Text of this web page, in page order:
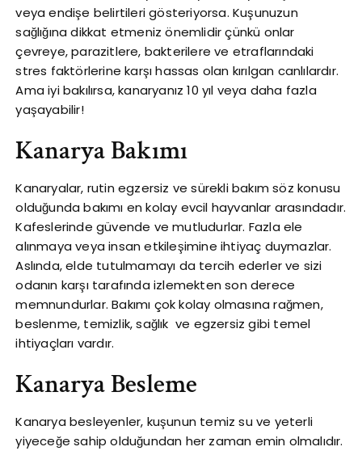
veya endişe belirtileri gösteriyorsa. Kuşunuzun
sağlığına dikkat etmeniz önemlidir çünkü onlar
çevreye, parazitlere, bakterilere ve etraflarındaki
stres faktörlerine karşı hassas olan kırılgan canlılardır.
Ama iyi bakılırsa, kanaryanız 10 yıl veya daha fazla
yaşayabilir!
Kanarya Bakımı
Kanaryalar, rutin egzersiz ve sürekli bakım söz konusu
olduğunda bakımı en kolay evcil hayvanlar arasındadır.
Kafeslerinde güvende ve mutludurlar. Fazla ele
alınmaya veya insan etkileşimine ihtiyaç duymazlar.
Aslında, elde tutulmamayı da tercih ederler ve sizi
odanın karşı tarafında izlemekten son derece
memnundurlar. Bakımı çok kolay olmasına rağmen,
beslenme, temizlik, sağlık ve egzersiz gibi temel
ihtiyaçları vardır.
Kanarya Besleme
Kanarya besleyenler, kuşunun temiz su ve yeterli
yiyeceğe sahip olduğundan her zaman emin olmalıdır.